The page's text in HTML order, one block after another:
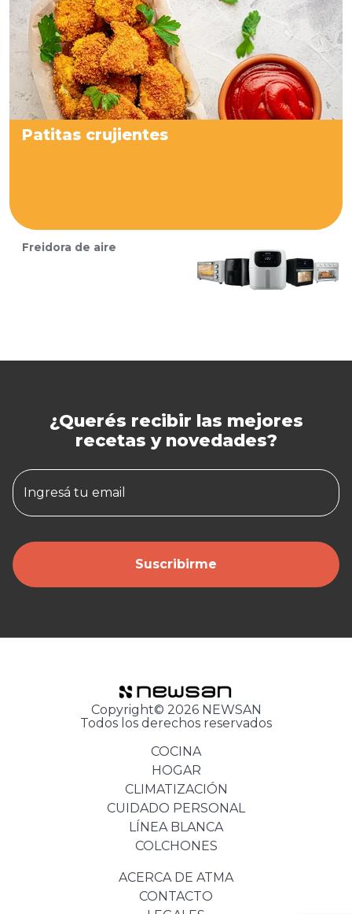
Patitas crujientes
Freidora de aire
¿Querés recibir las mejores
recetas y novedades?
Ingresá tu email
Suscribirme
Copyright© 2026 NEWSAN
Todos los derechos reservados
COCINA
HOGAR
CLIMATIZACIÓN
CUIDADO PERSONAL
LÍNEA BLANCA
COLCHONES
ACERCA DE ATMA
CONTACTO